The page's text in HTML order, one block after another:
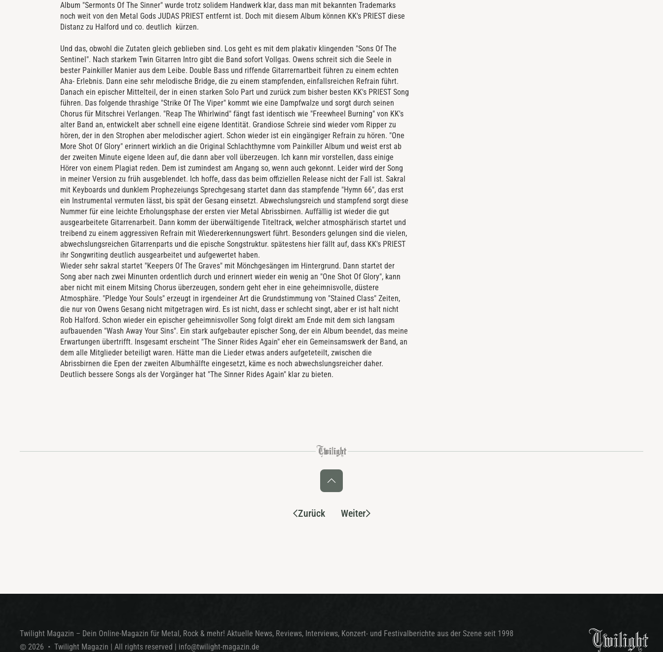
Album "Sermonts Of The Sinner" wurde trotz solidem Handwerk klar, dass man mit bekannten Trademarks
noch weit von den Metal Gods JUDAS PRIEST entfernt ist. Doch mit diesem Album können KK's PRIEST diese
Distanz zu Halford und co. deutlich kürzen.
Und das, obwohl die Zutaten gleich geblieben sind. Los geht es mit dem plakativ klingenden "Sons Of The
Sentinel". Nach starkem Twin Gitarren Intro gibt die Band sofort Vollgas. Owens schreit sich die Seele in
bester Painkiller Manier aus dem Leibe. Double Bass und riffende Gitarrernartbeit führen zu einem echten
Aha- Erlebnis. Dann eine sehr melodische Bridge, die zu einem stampfenden, einfallsreichen Refrain führt.
Danach ein epischer Mittelteil, der in einen starken Solo Part und zurück zum bisher besten KK's PRIEST Song
führen. Das folgende thrashige "Strike Of The Viper" kommt wie eine Dampfwalze und sorgt durch seinen
Chorus für Mitschrei Verlangen. "Reap The Whirlwind" fängt fast identisch wie "Freewheel Burning" von KK's
alter Band an, entwickelt aber schnell eine eigene Identität. Grandiose Schreie sind wieder vom Ripper zu
hören, der in den Strophen aber melodischer agiert. Schon wieder ist ein eingängiger Refrain zu hören. "One
More Shot Of Glory" erinnert wirklich an die Original Schlachthymne vom Painkiller Album und weist erst ab
der zweiten Minute eigene Ideen auf, die dann aber voll überzeugen. Ich kann mir vorstellen, dass einige
Hörer von einem Plagiat reden. Dem ist zumindest am Angang so, wenn auch gekonnt. Leider wird der Song
in meiner Version zu früh ausgeblendet. Ich hoffe, dass das beim offiziellen Release nicht der Fall ist. Sakral
mit Keyboards und dunklem Prophezeiungs Sprechgesang startet dann das stampfende "Hymn 66", das erst
ein Instrumental vermuten lässt, bis spät der Gesang einsetzt. Abwechslungsreich und stampfend sorgt diese
Nummer für eine leichte Erholungsphase der ersten vier Metal Abrissbirnen. Auffällig ist wieder die gut
ausgearbeitete Gitarrenarbeit. Dann komm der überwältigende Titeltrack, welcher atmosphärisch startet und
treibend zu einem aggressiven Refrain mit Wiedererkennungswert führt. Besonders gelungen sind die vielen,
abwechslungsreichen Gitarrenparts und die epische Songstruktur. spätestens hier fällt auf, dass KK's PRIEST
ihr Songwriting deutlich ausgearbeitet und aufgewertet haben.
Wieder sehr sakral startet "Keepers Of The Graves" mit Mönchgesängen im Hintergrund. Dann startet der
Song aber nach zwei Minunten ordentlich durch und erinnert wieder ein wenig an "One Shot Of Glory", kann
aber nicht mit einem Mitsing Chorus überzeugen, sondern geht eher in eine geheimnisvolle, düstere
Atmosphäre. "Pledge Your Souls" erzeugt in irgendeiner Art die Grundstimmung von "Stained Class" Zeiten,
die nur von Owens Gesang nicht mitgetragen wird. Es ist nicht, dass er schlecht singt, aber er ist halt nicht
Rob Halford. Schon wieder ein epischer geheimnisvoller Song folgt direkt am Ende mit dem sich langsam
aufbauenden "Wash Away Your Sins". Ein stark aufgebauter epischer Song, der ein Album beendet, das meine
Erwartungen übertrifft. Insgesamt erscheint "The Sinner Rides Again" eher ein Gemeinsamswerk der Band, an
dem alle Mitglieder beteiligt waren. Hätte man die Lieder etwas anders aufgeteteilt, zwischen die
Abrissbirnen die Epen der zweiten Albumhälfte eingesetzt, käme es noch abwechslungsreicher daher.
Deutlich bessere Songs als der Vorgänger hat "The Sinner Rides Again" klar zu bieten.
Zurück Weiter
Twilight Magazin – Dein Online-Magazin für Metal, Rock & mehr! Aktuelle News, Reviews, Interviews, Konzert- und Festivalberichte aus der Szene seit 1998
© 2026 • Twilight Magazin | All rights reserved | info@twilight-magazin.de